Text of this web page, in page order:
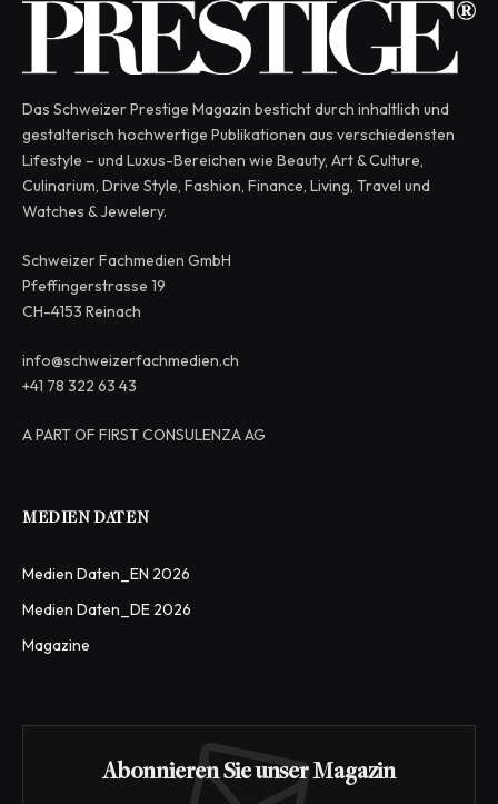
Das Schweizer Prestige Magazin besticht durch inhaltlich und
gestalterisch hochwertige Publikationen aus verschiedensten
Lifestyle – und Luxus-Bereichen wie Beauty, Art & Culture,
Culinarium, Drive Style, Fashion, Finance, Living, Travel und
Watches & Jewelery.
Schweizer Fachmedien GmbH
Pfeffingerstrasse 19
CH-4153 Reinach
info@schweizerfachmedien.ch
+41 78 322 63 43
A PART OF FIRST CONSULENZA AG
MEDIEN DATEN
Medien Daten_EN 2026
Medien Daten_DE 2026
Magazine
Abonnieren Sie unser Magazin